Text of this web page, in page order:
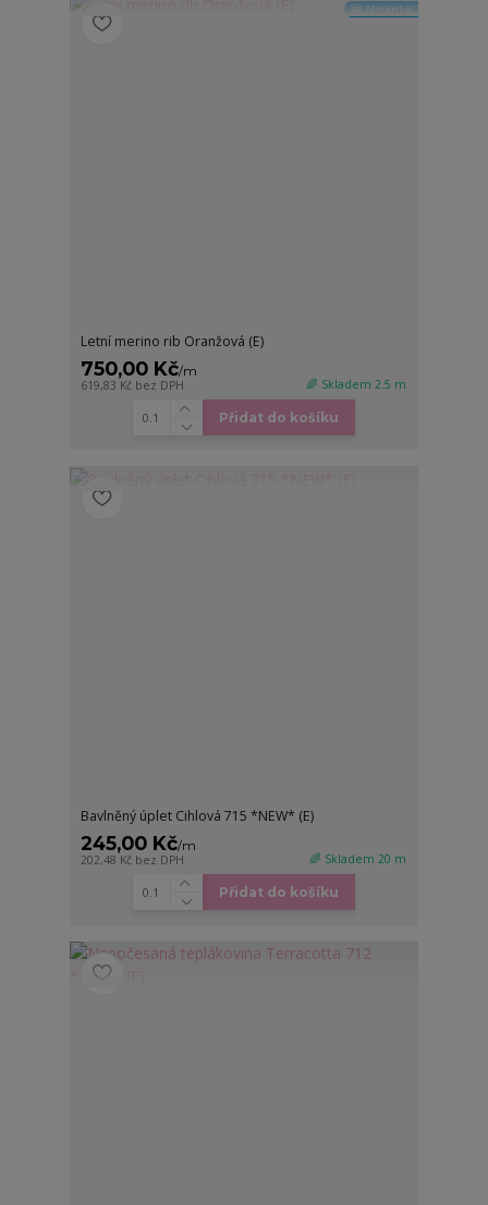
🆕 Novinka
Letní merino rib Oranžová (E)
750,00 Kč/m
619,83 Kč bez DPH 🌈 Skladem 2.5 m
Přidat do košíku
Bavlněný úplet Cihlová 715 *NEW* (E)
245,00 Kč/m
202,48 Kč bez DPH 🌈 Skladem 20 m
Přidat do košíku